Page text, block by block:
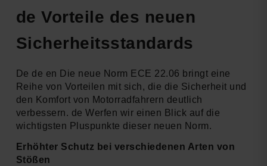
de Vorteile des neuen
Sicherheitsstandards
De de en Die neue Norm ECE 22.06 bringt eine
Reihe von Vorteilen mit sich, die die Sicherheit und
den Komfort von Motorradfahrern deutlich
verbessern. de Werfen wir einen Blick auf die
wichtigsten Pluspunkte dieser neuen Norm.
Erhöhter Schutz bei verschiedenen Arten von
Stößen